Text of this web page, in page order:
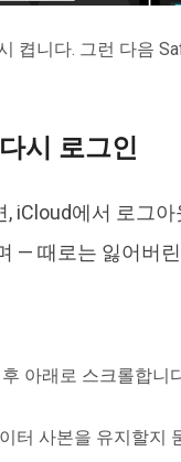
켭니다. 그런 다음
시 로그인
iCloud에서 로그
— 때로는 잃어버
아래로 스크롤합니
터 사본을 유지할지